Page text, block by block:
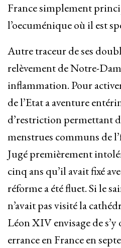
France simplement
l’oecuménique où il est
Autre traceur de ses
relèvement de Notre-
inflammation. Pour
de l’Etat a aventure
d’restriction permettant
menstrues communs de
Jugé premièrement
cinq ans qu’il avait fixé
réforme a été fluet. Si le
n’avait pas visité la
Léon XIV envisage de
errance en France en